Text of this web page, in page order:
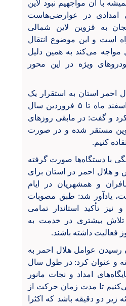
با آن مواجهیم نبود لاین
امدادی در عوارضی‌هاست
به قزوین لاین شمالی
است و این موضوع انتقال
می‌کند به همین دلیل
ویژه در این محور
احمر استان به استقرار یک
تا ۵ فروردین سال
کرد و گفت: در مابقی روزهای
مستقر شده و در صورت
کنیم.
با دستگاه‌ها صورت گرفته
و هلال احمر در استان برای
و همشهریان در ایام
یادآور شد: طبق مصوبات
نیز تأکید استاندار تمامی
تلاش بیشتری در خدمت به
فعالیت داشته باشند.
رسیدن عوامل هلال احمر به
و عنوان کرد: در طول سال
امداد و نجات مانور
تا مدت زمان حرکت از
دو دقیقه باشد که اکثرا